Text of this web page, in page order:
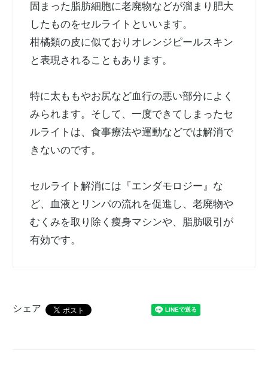
固まった脂肪細胞に老廃物などが溜まり肥大
したものをセルライトといいます。
柑橘類の皮に似ておりオレンジピールスキン
と表現されることもあります。
特に太ももやお尻など血行の悪い部分によく
みられます。そして、一度できてしまったセ
ルライトは、食事療法や運動などでは解消で
きないのです。
セルライト解消には『エンダモロジー』な
ど、血液とリンパの流れを促進し、老廃物や
むくみを取り除く痩身マシンや、脂肪吸引が
有効です。
シェア